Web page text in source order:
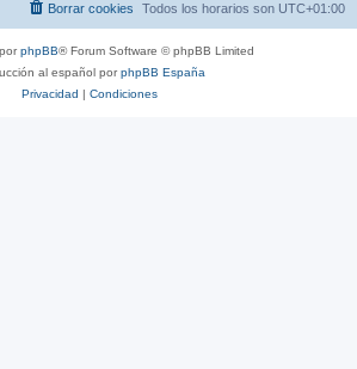
Todos los horarios son UTC+01:00
Borrar cookies
phpBB® Forum Software © phpBB Limited
al español porphpBB España
Privacidad | Condiciones